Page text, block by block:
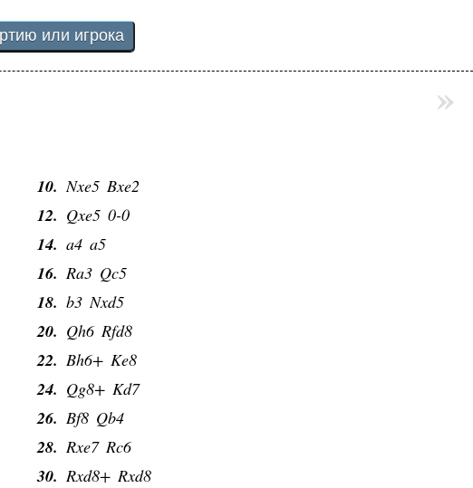
2. e5 Nd5
10. Nxe5 Bxe2
12. Qxe5 0-0
14. a4 a5
16. Ra3 Qc5
18. b3 Nxd5
20. Qh6 Rfd8
22. Bh6+ Ke8
24. Qg8+ Kd7
26. Bf8 Qb4
28. Rxe7 Rc6
30. Rxd8+ Rxd8
»